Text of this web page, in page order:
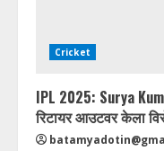
Cricket
IPL 2025: Surya
रिटायर आउटवर केला